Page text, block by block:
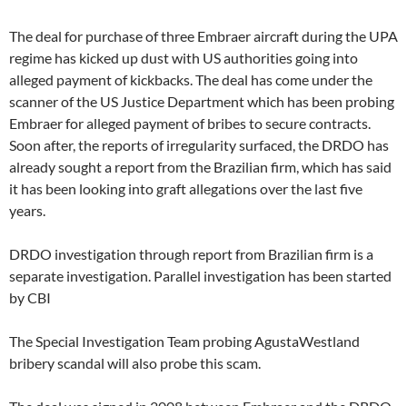
The deal for purchase of three Embraer aircraft during the UPA
regime has kicked up dust with US authorities going into
alleged payment of kickbacks. The deal has come under the
scanner of the US Justice Department which has been probing
Embraer for alleged payment of bribes to secure contracts.
Soon after, the reports of irregularity surfaced, the DRDO has
already sought a report from the Brazilian firm, which has said
it has been looking into graft allegations over the last five
years.
DRDO investigation through report from Brazilian firm is a
separate investigation. Parallel investigation has been started
by CBI
The Special Investigation Team probing AgustaWestland
bribery scandal will also probe this scam.